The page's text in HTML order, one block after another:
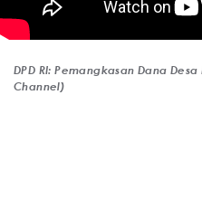
DPD RI: Pemangkasan Dana
Channel)